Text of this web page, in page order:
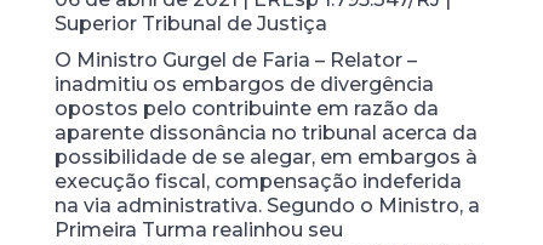
Superior Tribunal de Justiça
O Ministro Gurgel de Faria – Relator –
inadmitiu os embargos de divergência
opostos pelo contribuinte em razão da
aparente dissonância no tribunal acerca da
possibilidade de se alegar, em embargos à
execução fiscal, compensação indeferida
na via administrativa. Segundo o Ministro, a
Primeira Turma realinhou seu